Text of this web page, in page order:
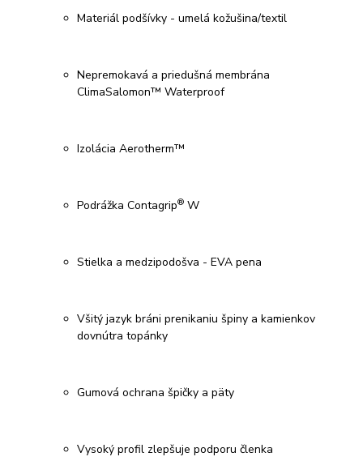
Materiál podšívky - umelá kožušina/textil
Nepremokavá a priedušná membrána
ClimaSalomon™ Waterproof
Izolácia Aerotherm™
Podrážka Contagrip® W
Stielka a medzipodošva - EVA pena
Všitý jazyk bráni prenikaniu špiny a kamienkov
dovnútra topánky
Gumová ochrana špičky a päty
Vysoký profil zlepšuje podporu členka